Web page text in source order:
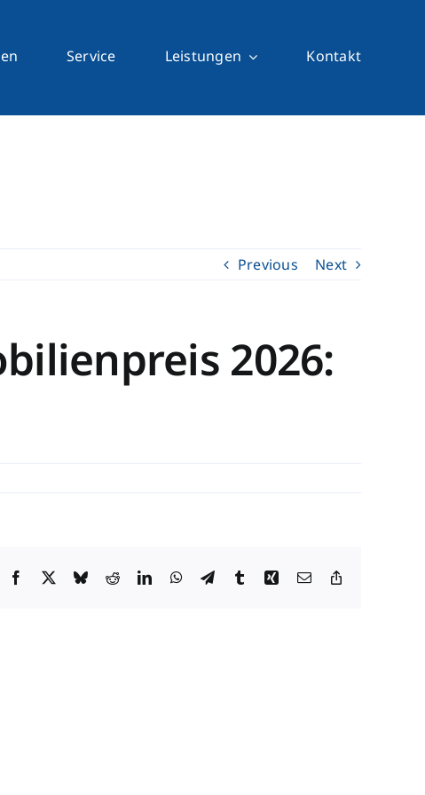
Service Leistungen Kontakt
Previous Next
2026:
Facebook
X BlueskyRedditLinkedInWhatsApp
TelegramTumblrXing Email